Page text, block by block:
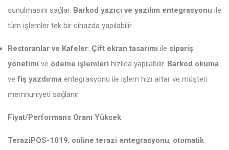
sunulmasını sağlar. Barkod yazıcı ve yazılım entegrasyonu ile
tüm işlemler tek bir cihazda yapılabilir.
Restoranlar ve Kafeler: Çift ekran tasarımı ile sipariş
yönetimi ve ödeme işlemleri hızlıca yapılabilir. Barkod okuma
vefiş yazdırma entegrasyonu ile işlem hızı artar ve müşteri
memnuniyeti sağlanır.
Fiyat/Performans Oranı Yüksek
TeraziPOS-1019, online terazi entegrasyonu, otomatik